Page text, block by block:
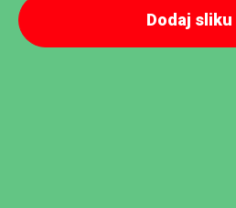
Dodaj sliku